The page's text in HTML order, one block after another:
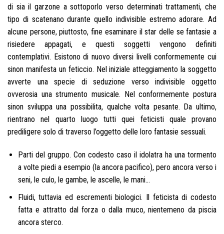
di sia il garzone a sottoporlo verso determinati trattamenti, che
tipo di scatenano durante quello indivisible estremo adorare. Ad
alcune persone, piuttosto, fine esaminare il star delle se fantasie a
risiedere appagati, e questi soggetti vengono definiti
contemplativi. Esistono di nuovo diversi livelli conformemente cui
sinon manifesta un feticcio. Nel iniziale atteggiamento la soggetto
avverte una specie di seduzione verso indivisible oggetto
ovverosia una strumento musicale. Nel conformemente postura
sinon sviluppa una possibilita, qualche volta pesante. Da ultimo,
rientrano nel quarto luogo tutti quei feticisti quale provano
prediligere solo di traverso l’oggetto delle loro fantasie sessuali.
Parti del gruppo. Con codesto caso il idolatra ha una tormento
a volte piedi a esempio (la ancora pacifico), pero ancora verso i
seni, le culo, le gambe, le ascelle, le mani…
Fluidi, tuttavia ed escrementi biologici. Il feticista di codesto
fatta e attratto dal forza o dalla muco, nientemeno da piscia
ancora sterco.